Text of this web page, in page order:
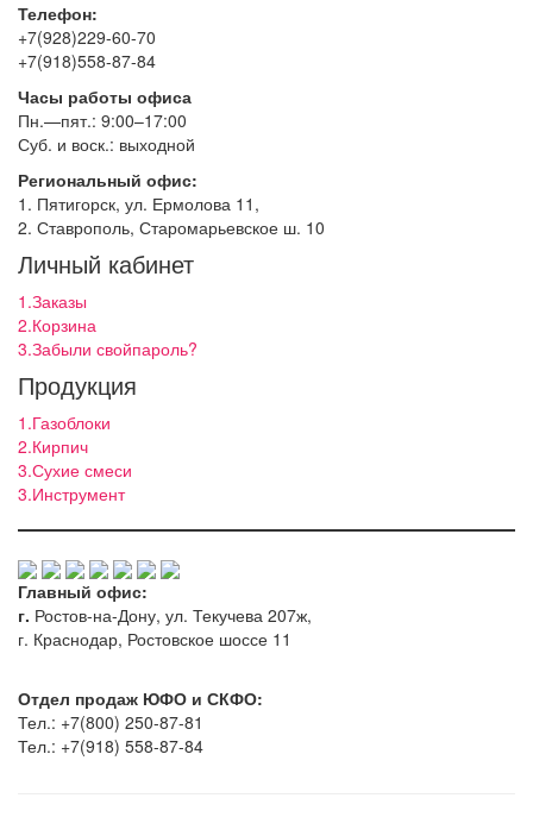
Телефон:
+7(928)229-60-70
+7(918)558-87-84
Часы работы офиса
Пн.—пят.: 9:00–17:00
Суб. и воск.: выходной
Региональный офис:
1. Пятигорск, ул. Ермолова 11,
2. Ставрополь, Старомарьевское ш. 10
Личный кабинет
1.Заказы
2.Корзина
3.Забыли свойпароль?
Продукция
1.Газоблоки
2.Кирпич
3.Сухие смеси
3.Инструмент
Главный офис:
г. Ростов-на-Дону, ул. Текучева 207ж,
г. Краснодар, Ростовское шоссе 11
Отдел продаж ЮФО и СКФО:
Тел.: +7(800) 250-87-81
Тел.: +7(918) 558-87-84